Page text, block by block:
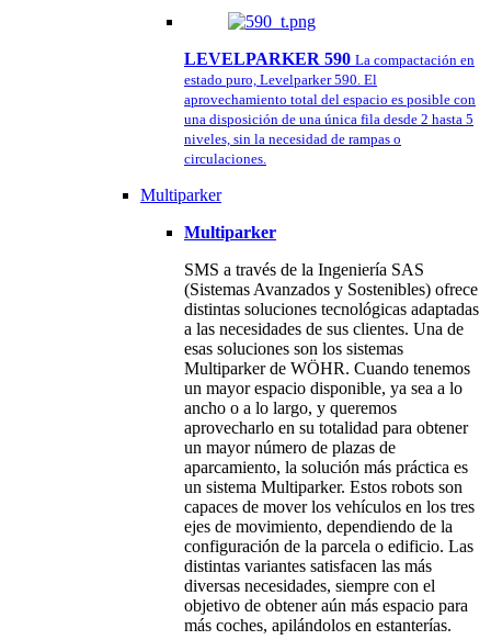
LEVELPARKER 590 La compactación en
estado puro, Levelparker 590. El
aprovechamiento total del espacio es posible con
una disposición de una única fila desde 2 hasta 5
niveles, sin la necesidad de rampas o
circulaciones.
Multiparker
Multiparker
SMS a través de la Ingeniería SAS
(Sistemas Avanzados y Sostenibles) ofrece
distintas soluciones tecnológicas adaptadas
a las necesidades de sus clientes. Una de
esas soluciones son los sistemas
Multiparker de WÖHR. Cuando tenemos
un mayor espacio disponible, ya sea a lo
ancho o a lo largo, y queremos
aprovecharlo en su totalidad para obtener
un mayor número de plazas de
aparcamiento, la solución más práctica es
un sistema Multiparker. Estos robots son
capaces de mover los vehículos en los tres
ejes de movimiento, dependiendo de la
configuración de la parcela o edificio. Las
distintas variantes satisfacen las más
diversas necesidades, siempre con el
objetivo de obtener aún más espacio para
más coches, apilándolos en estanterías.